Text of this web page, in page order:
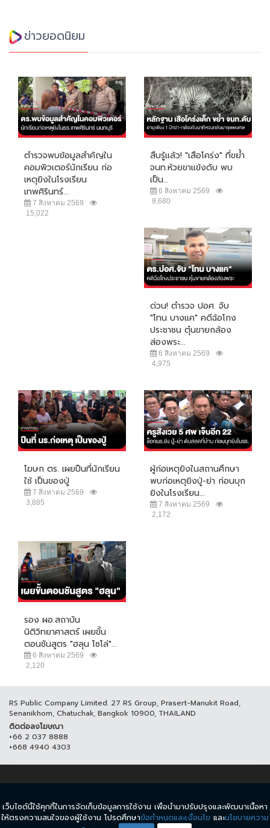
ข่าวยอดนิยม
ตำรวจพบข้อมูลสำคัญใน
คอมพิวเตอร์นักเรียน ก่อ
เหตุยิงในโรงเรียน
เทพศิรินทร์...
7 สิงหาคม 2569
15,022
สืบรู้แล้ว! "เสือโคร่ง" ที่ขย้ำ
จนท.ห้วยขาแข้งดับ พบ
เป็น...
6 สิงหาคม 2569
8,680
ด่วน! ตำรวจ ปอศ. จับ
"โทน บางแค" คดีฉ้อโกง
ประชาชน ตุ๋นขายกล้อง
ส่องพระ...
6 สิงหาคม 2569
4,975
โฆษก ตร. เผยปืนที่นักเรียน
ใช้ เป็นของปู่
7 สิงหาคม 2569
3,885
ผู้ก่อเหตุยิงในสถานศึกษา
พบก่อเหตุยิงปู่-ย่า ก่อนบุก
ยิงในโรงเรียน...
7 สิงหาคม 2569
2,172
รอง ผอ.สถาบัน
นิติวิทยาศาสตร์ เผยขั้น
ตอนชันสูตร "ฮลุน โซโล่"...
6 สิงหาคม 2569
2,120
RS Public Company Limited. 27 RS Group, Prasert-Manukit Road,
Senanikhom, Chatuchak, Bangkok 10900, THAILAND
ติดต่อลงโฆษณา
+66 2 037 8888
+668 4940 4303
© COPYRIGHT 2017 THAICH8.COM, ALL RIGHT RESERVED.
ข้อกำหนดและเงื่อนไข นโยบายความเป็นส่วนตัว
เว็บไซต์นี้ใช้คุกกี้ในการจัดเก็บข้อมูลการใช้งาน เพื่อนำมาปรับปรุงและพัฒนาเนื้อหา
ให้ตรงความสนใจของผู้ใช้งาน โปรดศึกษาข้อกำหนดและเงื่อนไข และนโยบายความ